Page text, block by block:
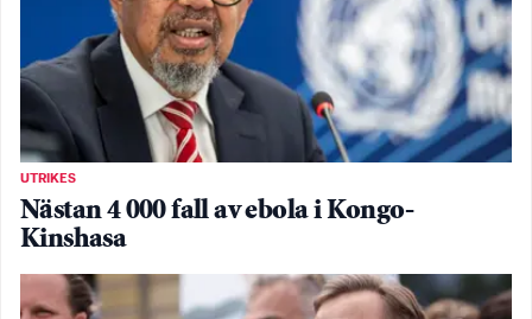
UTRIKES
Nästan 4 000 fall av ebola i Kongo-
Kinshasa